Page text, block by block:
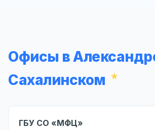
Офисы в
Сахалинском
ГБУ СО «МФЦ»